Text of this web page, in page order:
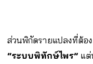
ส่วนพิกัดรายแปลงที่ต้อ
“ระบบพิทักษ์ไพร” แต่